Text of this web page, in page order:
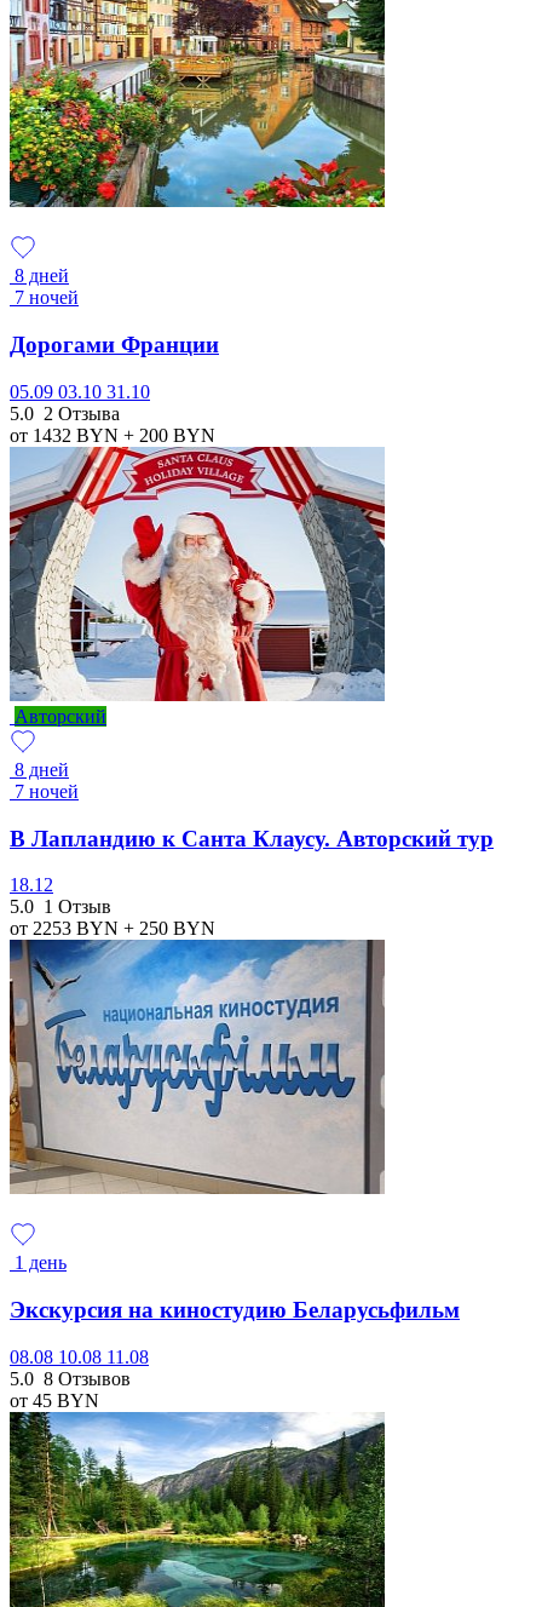
8 дней
7 ночей
Дорогами Франции
05.09 03.10 31.10
5.0 2 Отзыва
от 1432 BYN + 200 BYN
Авторский
8 дней
7 ночей
В Лапландию к Санта Клаусу. Авторский тур
18.12
5.0 1 Отзыв
от 2253 BYN + 250 BYN
1 день
Экскурсия на киностудию Беларусьфильм
08.08 10.08 11.08
5.0 8 Отзывов
от 45 BYN